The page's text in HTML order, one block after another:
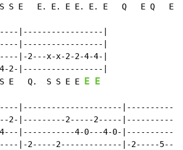
S E   E. E. E E. E. E   Q   E Q
|-----------------|
|-----------------|
|-2---x-x-2-2-4-4-|
2-|-----------------|
E   Q.  S S E E
E E
|---------------------
2-|---------2-----2-----
|-----------4-0---4-0-|-----------
|-2-----2-------------|-2-----